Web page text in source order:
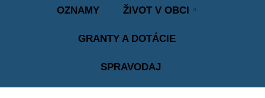
OZNAMY ŽIVOT V OBCI
GRANTY A DOTÁCIE
SPRAVODAJ